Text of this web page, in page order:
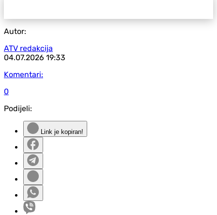
Autor:
ATV redakcija
04.07.2026 19:33
Komentari:
0
Podijeli:
Link je kopiran!